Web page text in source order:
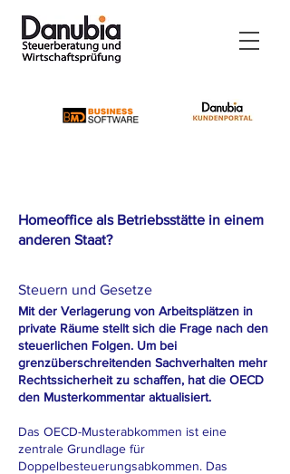
Homeoffice als Betriebsstätte in einem
anderen Staat?
Steuern und Gesetze
Mit der Verlagerung von Arbeitsplätzen in
private Räume stellt sich die Frage nach den
steuerlichen Folgen. Um bei
grenzüberschreitenden Sachverhalten mehr
Rechtssicherheit zu schaffen, hat die OECD
den Musterkommentar aktualisiert.
Das OECD-Musterabkommen ist eine
zentrale Grundlage für
Doppelbesteuerungsabkommen. Das